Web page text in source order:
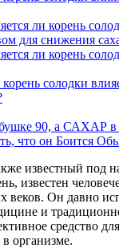
ли корень
для снижения
ли корень
солодки
90, а САХАР
что он Боится
известный под
известен
веков. Он давно
и
средство
в организме.